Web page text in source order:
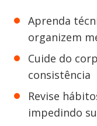
Aprenda
organizem
Cuide do
consistência
Revise
impedindo